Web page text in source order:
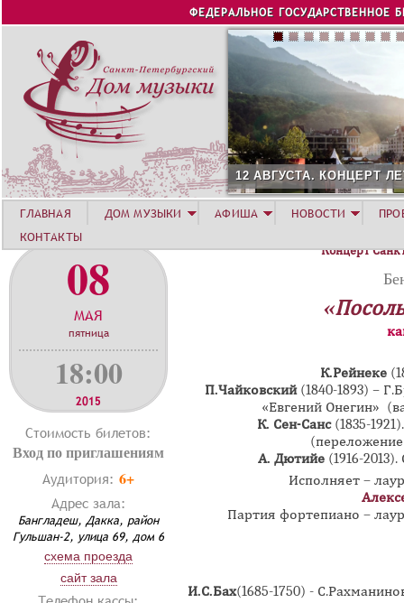
Jump to navigation
ФЕДЕРАЛЬНОЕ ГОСУДАРСТВЕННОЕ
12 АВГУСТА. КОНЦЕРТ ЛЕТНЕЙ
08
МАЯ
пятница
18:00
2015
Стоимость билетов:
Вход по приглашениям
Аудитория: 6+
Адрес зала:
Бангладеш, Дакка, район
Гульшан-2, улица 69, дом 6
схема проезда
сайт зала
Концерт
К.Рейнеке
П.Чайковский(1840-1893) –
«Евгений Онегин»
К. Сен-Санс (1835-
А. Дютийе (1916-
Исполняет –
Партия фортепиано –
И.С.Бах(1685-1750) -
ГЛАВНАЯ ДОМ МУЗЫКИ АФИША НОВОСТИ
КОНТАКТЫ